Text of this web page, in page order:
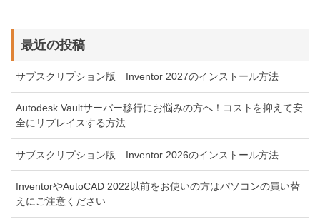
最近の投稿
サブスクリプション版 Inventor 2027のインストール方法
Autodesk Vaultサーバー移行にお悩みの方へ！コストを抑えて安
全にリプレイスする方法
サブスクリプション版 Inventor 2026のインストール方法
InventorやAutoCAD 2022以前をお使いの方はパソコンの買い替
えにご注意ください